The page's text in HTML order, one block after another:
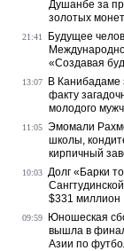
Душанбе за
золотых монет
21:41
Будущее
«Создавая
13:07
В Канибадаме
факту
молодого
11:05 Эмомали
школы,
кирпичный
10:03 Долг «Барки
$331 миллион
09:59
Юношеская
вышла в
Азии по